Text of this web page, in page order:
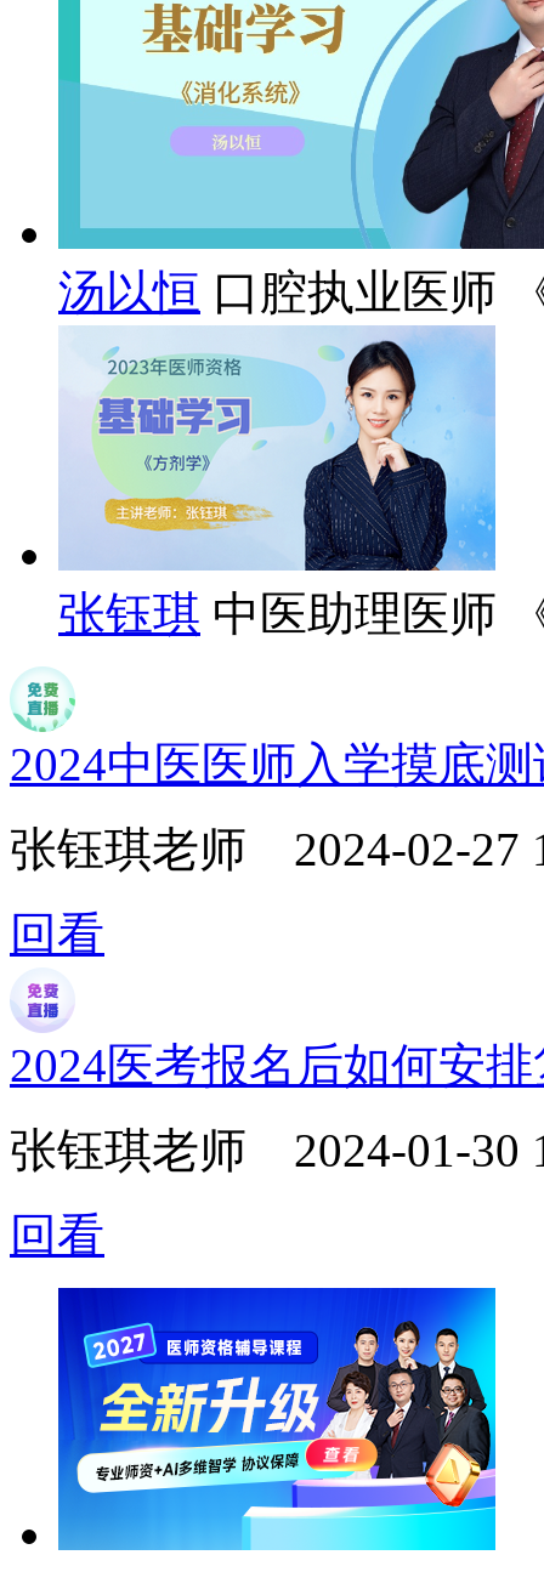
汤以恒 口腔执业医师
张钰琪 中医助理医师
2024中医医师入学摸底
张钰琪老师 2024-02-27
回看
2024医考报名后如何安
张钰琪老师 2024-01-30
回看